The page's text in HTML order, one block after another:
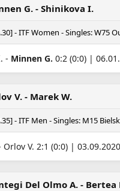
G. - Shinikova I.
- ITF Women - Singles: W75
- Minnen G. 0:2 (0:0) |
V. - Marek W.
- ITF Men - Singles: M15
Orlov V. 2:1 (0:0) | 03.09.2020
Del Olmo A. - Bertea